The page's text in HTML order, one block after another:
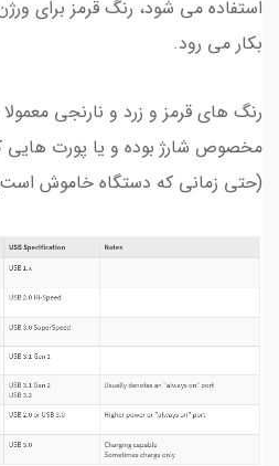
بکار می رود.
رنگ های قرمز و زرد و نارنجی
مخصوص شارژ بوده و یا پورت
(حتی زمانی که دستگاه خاموش